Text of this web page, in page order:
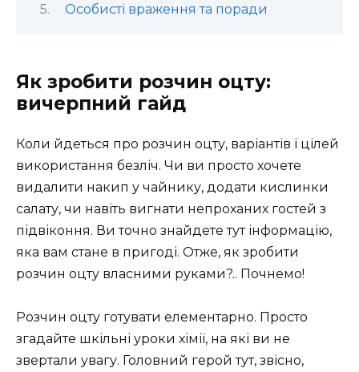
Особисті враження та поради
Як зробити розчин оцту:
вичерпний гайд
Коли йдеться про розчин оцту, варіантів і цілей
використання безліч. Чи ви просто хочете
видалити накип у чайнику, додати кислинки
салату, чи навіть вигнати непроханих гостей з
підвіконня. Ви точно знайдете тут інформацію,
яка вам стане в пригоді. Отже, як зробити
розчин оцту власними руками?.. Почнемо!
Розчин оцту готувати елементарно. Просто
згадайте шкільні уроки хімії, на які ви не
звертали увагу. Головний герой тут, звісно,